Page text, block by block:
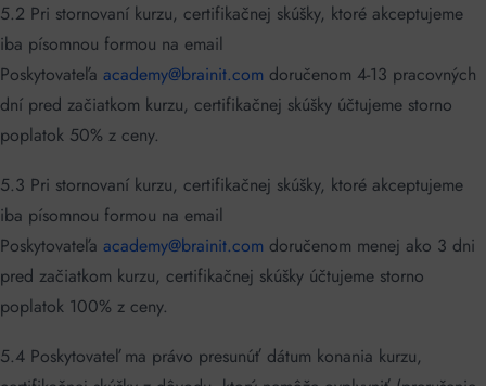
5.2 Pri stornovaní kurzu, certifikačnej skúšky, ktoré akceptujeme
iba písomnou formou na email
Poskytovateľa academy@brainit.com doručenom 4-13 pracovných
dní pred začiatkom kurzu, certifikačnej skúšky účtujeme storno
poplatok 50% z ceny.
5.3 Pri stornovaní kurzu, certifikačnej skúšky, ktoré akceptujeme
iba písomnou formou na email
Poskytovateľa academy@brainit.com doručenom menej ako 3 dni
pred začiatkom kurzu, certifikačnej skúšky účtujeme storno
poplatok 100% z ceny.
5.4 Poskytovateľ ma právo presunúť dátum konania kurzu,